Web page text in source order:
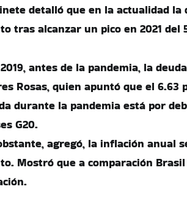
detalló que en la actualidad
tras alcanzar un pico en 2021 del
antes de la pandemia, la
Rosas, quien apuntó que el 6.63
durante la pandemia está por
G20.
agregó, la inflación anual
Mostró que a comparación